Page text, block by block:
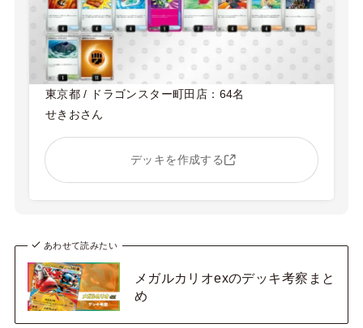
東京都 / ドラゴンスター町田店：64名
せきおさん
デッキを作成する
あわせて読みたい
メガルカリオexのデッキ考察まと
め